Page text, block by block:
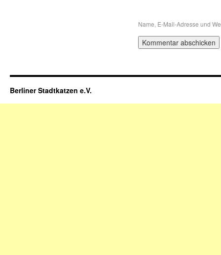
Name, E-Mail-Adresse und
Berliner Stadtkatzen e.V.